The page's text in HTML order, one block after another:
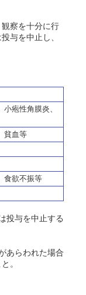
察を十分に行
与を中止し、
疱性角膜炎、
貧血等
食欲不振等
投与を中止する
あらわれた場合
。